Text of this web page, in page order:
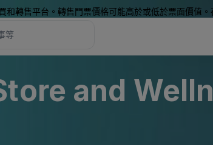
和轉售平台。轉售門票價格可能高於或低於票面價值
and